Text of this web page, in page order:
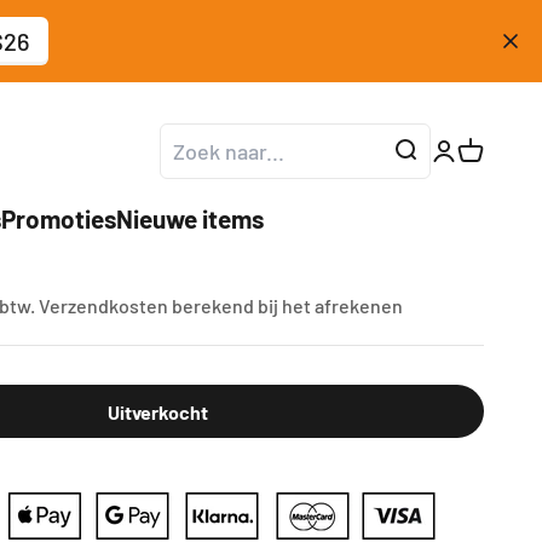
PromotiesNieuwe items
Verzendkosten berekend bij het afrekenen
Uitverkocht